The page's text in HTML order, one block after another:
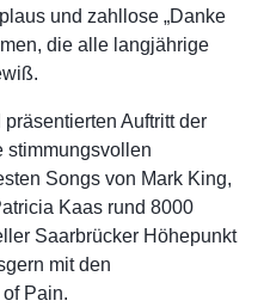
und zahllose „Danke
die alle langjährige
Auftritt der
stimmungsvollen
Songs von Mark King,
Kaas rund 8000
Saarbrücker Höhepunkt
mit den
Pain.